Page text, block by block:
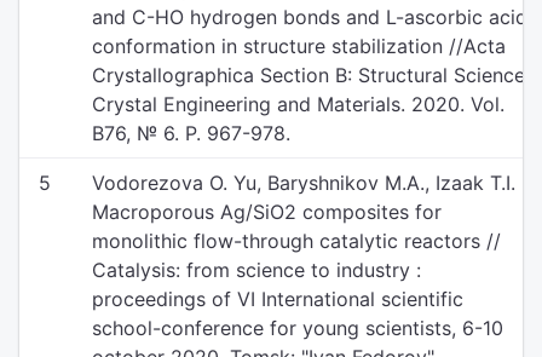
and C-HO hydrogen bonds and L-ascorbic acid
conformation in structure stabilization //Acta
Crystallographica Section B: Structural Science,
Crystal Engineering and Materials. 2020. Vol.
B76, № 6. P. 967-978.
5
Vodorezova O. Yu, Baryshnikov M.A., Izaak T.I.
Macroporous Ag/SiO2 composites for
monolithic flow-through catalytic reactors //
Catalysis: from science to industry :
proceedings of VI International scientific
school-conference for young scientists, 6-10